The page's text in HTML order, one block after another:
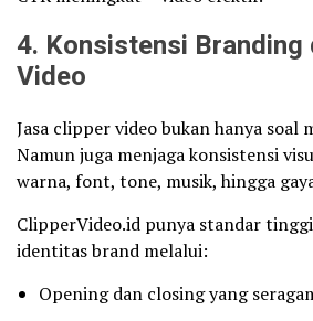
4. Konsistensi Branding
Video
Jasa clipper video bukan hanya soal
Namun juga menjaga konsistensi
warna, font, tone, musik, hingga
ClipperVideo.id punya standar
identitas brand melalui:
Opening dan closing yang